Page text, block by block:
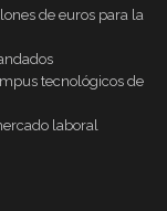
de euros para la
tecnológicos de
laboral